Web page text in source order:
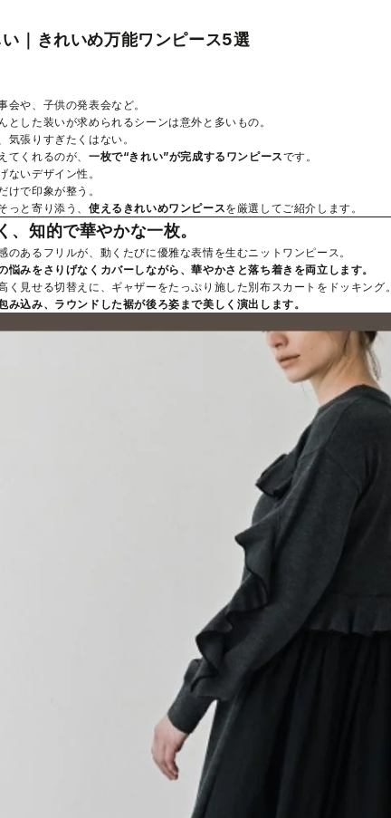
｜きれいめ万能ワンピース5選
会や、子供の発表会など。
とした装いが求められるシーンは意外と多いもの。
気張りすぎたくはない。
てくれるのが、一枚で“きれい”が完成するワンピースです。
ないデザイン性。
けで印象が整う。
っと寄り添う、使えるきれいめワンピースを厳選してご紹介します。
、知的で華やかな一枚。
のあるフリルが、動くたびに優雅な表情を生むニットワンピース。
悩みをさりげなくカバーしながら、華やかさと落ち着きを両立します。
く見せる切替えに、ギャザーをたっぷり施した別布スカートをドッキング。
み込み、ラウンドした裾が後ろ姿まで美しく演出します。